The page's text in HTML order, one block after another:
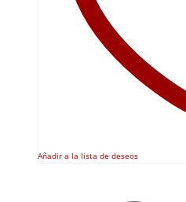
Añadir a la lista de deseos